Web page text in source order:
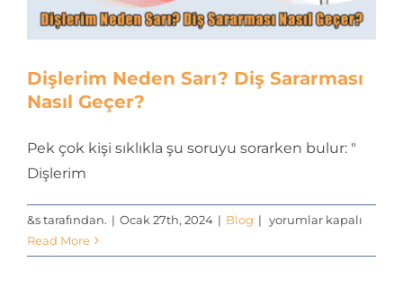
Dişlerim Neden Sarı? Diş Sararması
Nasıl Geçer?
Pek çok kişi sıklıkla şu soruyu sorarken bulur: "
Dişlerim
&s tarafından. | Ocak 27th, 2024 | Blog | Dişlerim
Sarı?
yorumlar kapalı
Read More